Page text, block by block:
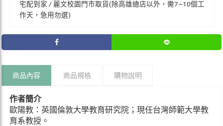
宅配到家 / 麗文校園門市取貨(除高雄總店以外，需7~10個工
作天，急用勿選)
商品內容 商品規格 購物說明
作者簡介
歐陽教：英國倫敦大學教育研究院；現任台灣師範大學教
育系教授。